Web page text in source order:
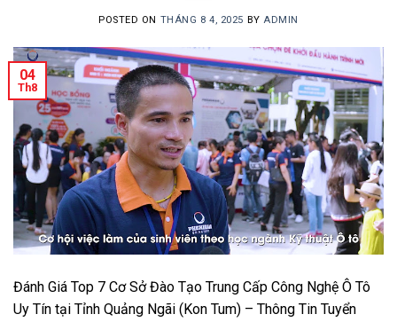
POSTED ON THÁNG 8 4, 2025 BYADMIN
04
Th8
Đánh Giá Top 7 Cơ Sở Đào Tạo Trung Cấp Công Nghệ Ô Tô
Uy Tín tại Tỉnh Quảng Ngãi (Kon Tum) – Thông Tin Tuyển